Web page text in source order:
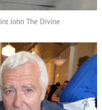
John The Divine